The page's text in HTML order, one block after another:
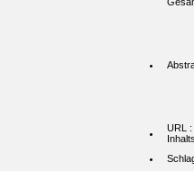
URL :